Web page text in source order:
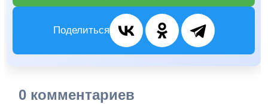
Поделиться
0 комментариев